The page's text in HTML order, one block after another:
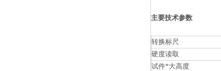
主要技术参数
转换标尺
硬度读取
试件*大高度